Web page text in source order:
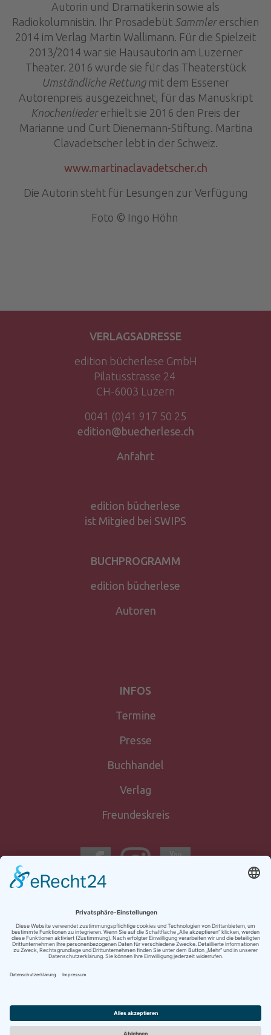
Autorin und Dramatikerin sowie als
Radiokolumnistin. Ihr Prosadebüt Sammlererschien
2014 im Verlag Martin Wallimann. Für die Spielzeit
2013/2014 war sie Hausautorin am Luzerner
Theater. 2016 wurde sie für das Theaterstück
Umständliche Rettungmit dem Essener
Autorenpreis ausgezeichnet, für das Manuskript
Knochenliedererhielt sie 2016 den Preis der
Marianne und Curt Dienemann-Stiftung. Martina
Clavadetscher lebt in der Schweiz.
www.martinaclavadetscher.ch
Die Autorin steht für Lesungen zur Verfügung
Foto © Ingo Höhn
VERLAGSADRESSE
edition bücherlese GmbH
Pilatusstrasse 24
CH-6003 Luzern
0041 (0)41 917 50 25
edition@buecherlese.ch
Anfahrt
edition bücherlese
ist Mitgied bei SWIPS
BUCHPROGRAMM
edition bücherlese
Autoren
INFOS
Termine
Presse
Buchhandel
Verlag
Freundeskreis
anmeldung
Kontakt
Impressum
Datenschutz